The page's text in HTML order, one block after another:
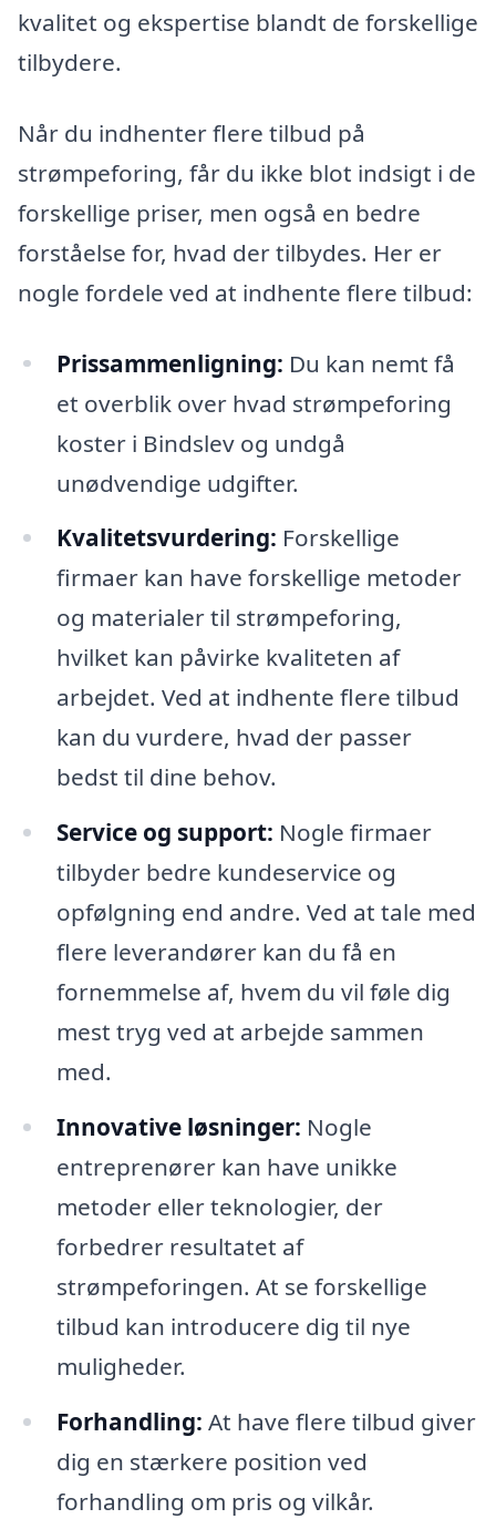
kvalitet og ekspertise blandt de forskellige
tilbydere.
Når du indhenter flere tilbud på
strømpeforing, får du ikke blot indsigt i de
forskellige priser, men også en bedre
forståelse for, hvad der tilbydes. Her er
nogle fordele ved at indhente flere tilbud:
Prissammenligning: Du kan nemt få
et overblik over hvad strømpeforing
koster i Bindslev og undgå
unødvendige udgifter.
Kvalitetsvurdering: Forskellige
firmaer kan have forskellige metoder
og materialer til strømpeforing,
hvilket kan påvirke kvaliteten af
arbejdet. Ved at indhente flere tilbud
kan du vurdere, hvad der passer
bedst til dine behov.
Service og support: Nogle firmaer
tilbyder bedre kundeservice og
opfølgning end andre. Ved at tale med
flere leverandører kan du få en
fornemmelse af, hvem du vil føle dig
mest tryg ved at arbejde sammen
med.
Innovative løsninger: Nogle
entreprenører kan have unikke
metoder eller teknologier, der
forbedrer resultatet af
strømpeforingen. At se forskellige
tilbud kan introducere dig til nye
muligheder.
Forhandling: At have flere tilbud giver
dig en stærkere position ved
forhandling om pris og vilkår.